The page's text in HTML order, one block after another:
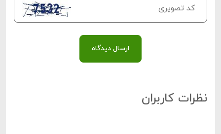
ارسال دیدگاه
نظرات کاربران